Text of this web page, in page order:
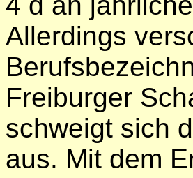
Allerdings
Freiburger
schweigt sich
aus. Mit dem